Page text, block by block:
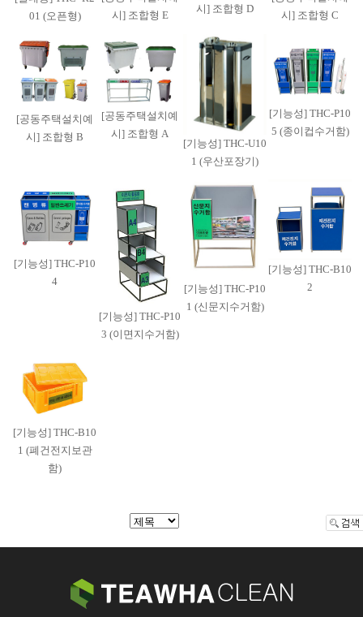
01 (오픈형)
시] 조합형 E
시] 조합형 D
시] 조합형 C
[공동주택설치예
시] 조합형 B
[공동주택설치예
시] 조합형 A
[기능성] THC-U10
1 (우산포장기)
[기능성] THC-P10
5 (종이컵수거함)
[기능성] THC-P10
4
[기능성] THC-P10
3 (이면지수거함)
[기능성] THC-P10
1 (신문지수거함)
[기능성] THC-B10
2
[기능성] THC-B10
1 (폐건전지보관
함)